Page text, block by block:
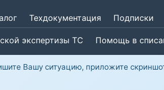
Техдокументация Подписки
экспертизы ТС Помощь в
Вашу ситуацию, приложите